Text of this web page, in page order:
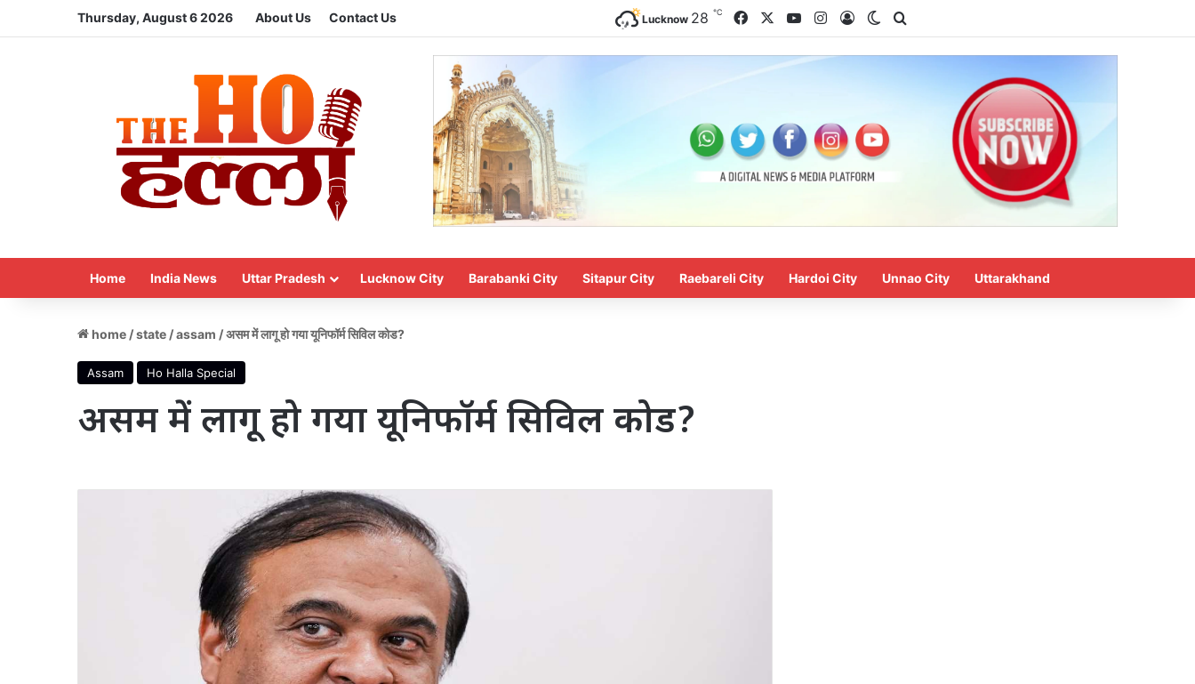
Thursday, August 6 2026 About Us Contact Us Lucknow 28 ℃ FacebookYouTubeInstagram
Log InSwitch skin
Home India News Uttar Pradesh Lucknow City Barabanki City Sitapur City Raebareli City Hardoi City Unnao City Uttarakhand
home /state /assam /असम में लागू हो गया यूनिफॉर्म सिविल कोड?
Assam Ho Halla Special
असम में लागू हो गया यूनिफॉर्म सिविल कोड?